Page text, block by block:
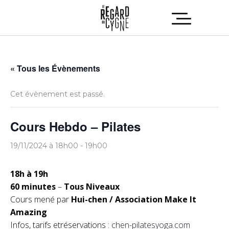
« Tous les Évènements
Cet évènement est passé.
Cours Hebdo – Pilates
19/11/2024 à 18h00 - 19h00
18h à 19h
60 minutes– Tous Niveaux
Cours mené par Hui-chen / Association Make It
Amazing
Infos, tarifs etréservations : chen-pilatesyoga.com